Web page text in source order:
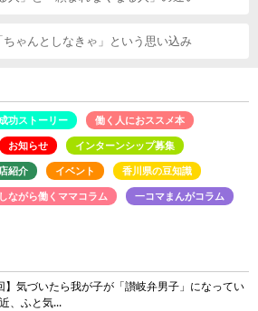
ちゃんとしなきゃ」という思い込み
功ストーリー
働く人におススメ本
お知らせ
インターンシップ募集
紹介 イベント
香川県の豆知識
ながら働くママコラム
一コマまんがコラム
】気づいたら我が子が「讃岐弁男子」になってい
、ふと気...